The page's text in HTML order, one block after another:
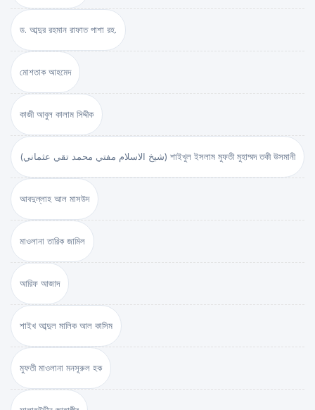
ড. আব্দুর রহমান রাফাত পাশা রহ.
মোশতাক আহমেদ
কাজী আবুল কালাম সিদ্দীক
(شيخ الاسلام مفتي محمد تقي عثماني) শাইখুল ইসলাম মুফতী মুহাম্মদ তকী উসমানী
আবদুল্লাহ আল মাসউদ
মাওলানা তারিক জামিল
আরিফ আজাদ
শাইখ আব্দুল মালিক আল কাসিম
মুফতী মাওলানা মনসূরুল হক